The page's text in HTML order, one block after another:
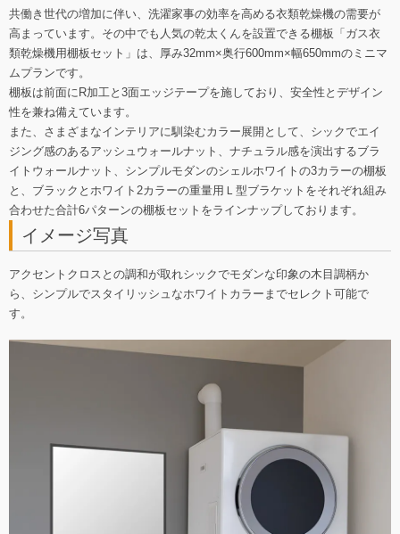
共働き世代の増加に伴い、洗濯家事の効率を高める衣類乾燥機の需要が
高まっています。その中でも人気の乾太くんを設置できる棚板「ガス衣
類乾燥機用棚板セット」は、厚み32mm×奥行600mm×幅650mmのミニマ
ムプランです。
棚板は前面にR加工と3面エッジテープを施しており、安全性とデザイン
性を兼ね備えています。
また、さまざまなインテリアに馴染むカラー展開として、シックでエイ
ジング感のあるアッシュウォールナット、ナチュラル感を演出するブラ
イトウォールナット、シンプルモダンのシェルホワイトの3カラーの棚板
と、ブラックとホワイト2カラーの重量用Ｌ型ブラケットをそれぞれ組み
合わせた合計6パターンの棚板セットをラインナップしております。
イメージ写真
アクセントクロスとの調和が取れシックでモダンな印象の木目調柄か
ら、シンプルでスタイリッシュなホワイトカラーまでセレクト可能で
す。